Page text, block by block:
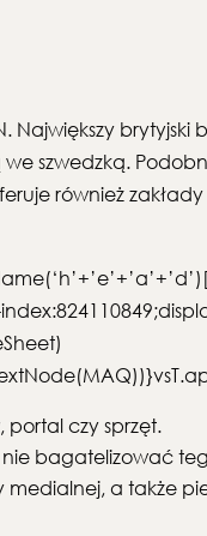
Największy
szwedzką.
również
czy sprzęt.
bagatelizować
a także